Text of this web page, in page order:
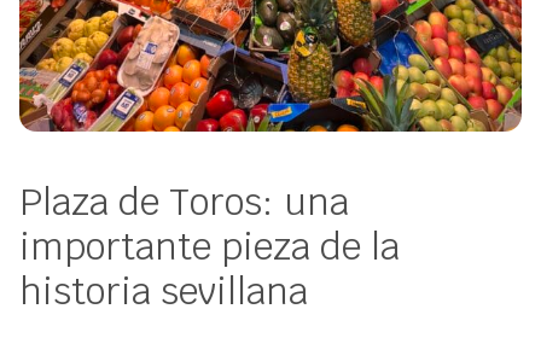
Plaza de Toros: una
importante pieza de la
historia sevillana